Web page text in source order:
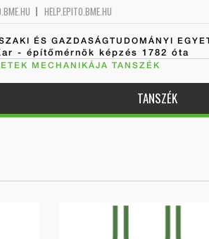
HELP.EPITO.BME.HU
ÉS GAZDASÁGTUDOMÁNYI
- építőmérnök képzés 1782 óta
MECHANIKÁJA TANSZÉK
TANSZÉK